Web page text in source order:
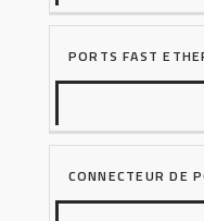
PORTS FAST
CONNECTEUR DE